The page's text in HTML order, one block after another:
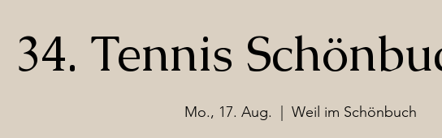
34. Tennis
Mo., 17. Aug. Weil im Schönbuch